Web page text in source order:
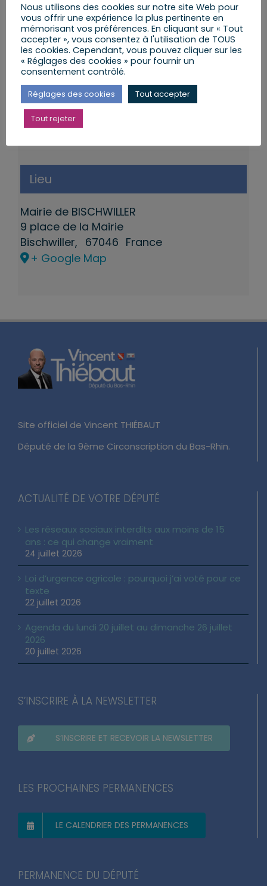
Lieu
Mairie de BISCHWILLER
9 place de la Mairie
Bischwiller, 67046 France
+ Google Map
Site officiel de Vincent THIÉBAUT
Député de la 9ème Circonscription du Bas-Rhin.
ACTUALITÉ DE VOTRE DÉPUTÉ
Les réseaux sociaux interdits aux moins de 15
ans : ce qui change vraiment
24 juillet 2026
Loi d’urgence agricole : pourquoi j’ai voté pour ce
texte
22 juillet 2026
Agenda du lundi 20 juillet au dimanche 26 juillet
2026
20 juillet 2026
S’INSCRIRE À LA NEWSLETTER
S’INSCRIRE ET RECEVOIR LA NEWSLETTER
LES PROCHAINES PERMANENCES
LE CALENDRIER DES PERMANENCES
PERMANENCE DU DÉPUTÉ
Nous utilisons des cookies sur notre site Web pour
vous offrir une expérience la plus pertinente en
mémorisant vos préférences. En cliquant sur « Tout
accepter », vous consentez à l'utilisation de TOUS
les cookies. Cependant, vous pouvez cliquer sur les
« Réglages des cookies » pour fournir un
consentement contrôlé.
Réglages des cookies Tout accepter
Tout rejeter